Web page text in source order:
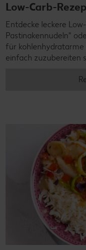
Low-Carb-
Entdecke leckere
Pastinakennudeln"
für kohlenhydratarme
einfach zuzubereiten